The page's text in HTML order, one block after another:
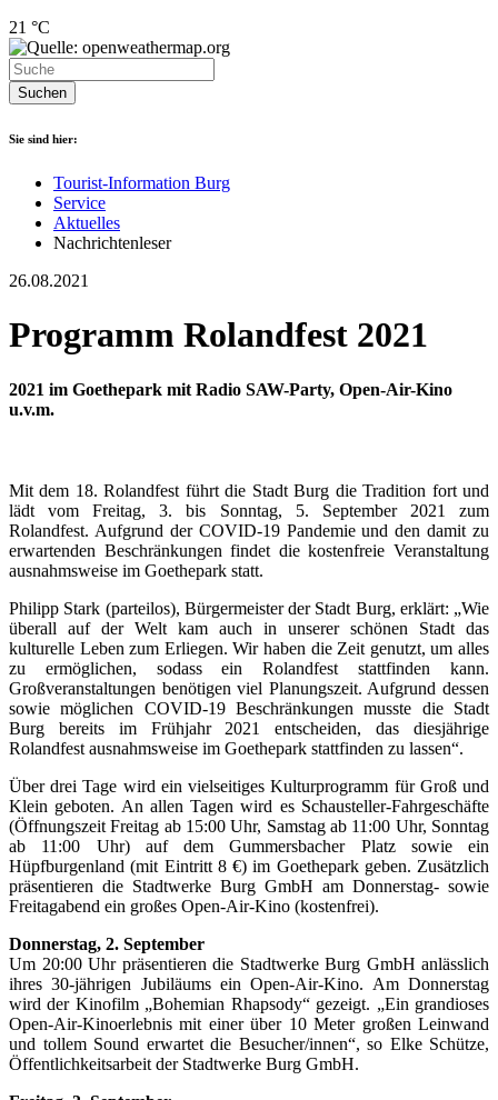
21 °C
Suchen
Sie sind hier:
Tourist-Information Burg
Service
Aktuelles
Nachrichtenleser
26.08.2021
Programm Rolandfest 2021
2021 im Goethepark mit Radio SAW-Party, Open-Air-Kino
u.v.m.
Mit dem 18. Rolandfest führt die Stadt Burg die Tradition fort und
lädt vom Freitag, 3. bis Sonntag, 5. September 2021 zum
Rolandfest. Aufgrund der COVID-19 Pandemie und den damit zu
erwartenden Beschränkungen findet die kostenfreie Veranstaltung
ausnahmsweise im Goethepark statt.
Philipp Stark (parteilos), Bürgermeister der Stadt Burg, erklärt: „Wie
überall auf der Welt kam auch in unserer schönen Stadt das
kulturelle Leben zum Erliegen. Wir haben die Zeit genutzt, um alles
zu ermöglichen, sodass ein Rolandfest stattfinden kann.
Großveranstaltungen benötigen viel Planungszeit. Aufgrund dessen
sowie möglichen COVID-19 Beschränkungen musste die Stadt
Burg bereits im Frühjahr 2021 entscheiden, das diesjährige
Rolandfest ausnahmsweise im Goethepark stattfinden zu lassen“.
Über drei Tage wird ein vielseitiges Kulturprogramm für Groß und
Klein geboten. An allen Tagen wird es Schausteller-Fahrgeschäfte
(Öffnungszeit Freitag ab 15:00 Uhr, Samstag ab 11:00 Uhr, Sonntag
ab 11:00 Uhr) auf dem Gummersbacher Platz sowie ein
Hüpfburgenland (mit Eintritt 8 €) im Goethepark geben. Zusätzlich
präsentieren die Stadtwerke Burg GmbH am Donnerstag- sowie
Freitagabend ein großes Open-Air-Kino (kostenfrei).
Donnerstag, 2. September
Um 20:00 Uhr präsentieren die Stadtwerke Burg GmbH anlässlich
ihres 30-jährigen Jubiläums ein Open-Air-Kino. Am Donnerstag
wird der Kinofilm „Bohemian Rhapsody“ gezeigt. „Ein grandioses
Open-Air-Kinoerlebnis mit einer über 10 Meter großen Leinwand
und tollem Sound erwartet die Besucher/innen“, so Elke Schütze,
Öffentlichkeitsarbeit der Stadtwerke Burg GmbH.